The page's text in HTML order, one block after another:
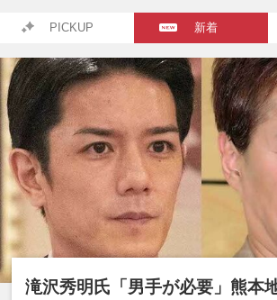
PICKUP 新着
滝沢秀明氏「男手が必要」熊本